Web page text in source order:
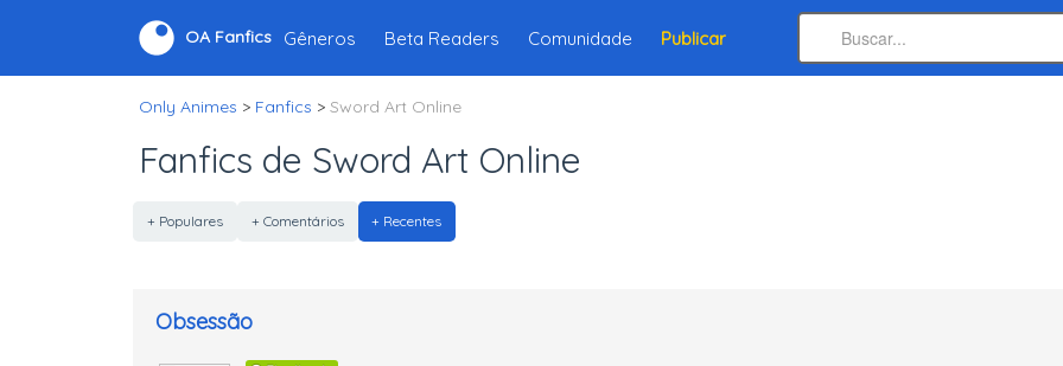
OA Fanfics Gêneros Beta Readers Comunidade Publicar
Only Animes > Fanfics > Sword Art Online
Fanfics de Sword Art Online
+ Populares + Comentários + Recentes
Obsessão